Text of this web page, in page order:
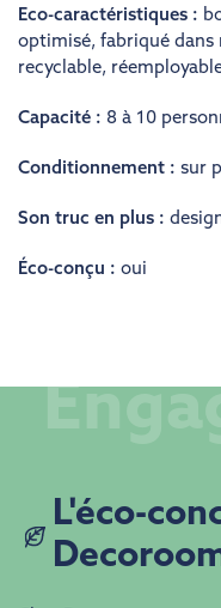
Eco-caractéristiques :
optimisé, fabriqué dans
recyclable,
Capacité : 8 à 10
Conditionnement : sur
Son truc en plus :
Éco-conçu : oui
​​L'éco-